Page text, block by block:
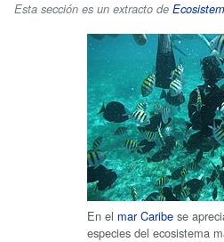
Esta sección es un extracto de
En el mar Caribe se
especies del ecosistema